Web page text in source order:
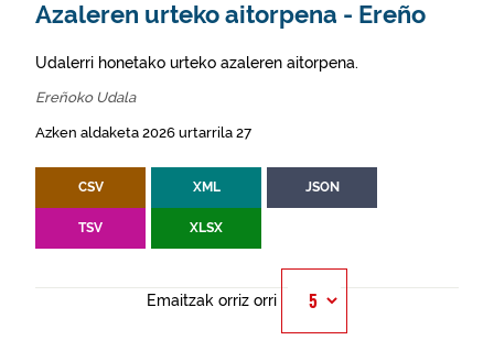
Azaleren urteko aitorpena - Ereño
Udalerri honetako urteko azaleren aitorpena.
Ereñoko Udala
Azken aldaketa 2026 urtarrila 27
CSV XML JSON
TSV XLSX
Emaitzak orriz orri